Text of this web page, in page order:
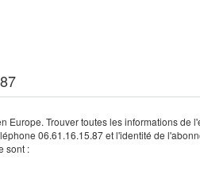
Europe. Trouver toutes les informations de
06.61.16.15.87 et l'identité de
sont :